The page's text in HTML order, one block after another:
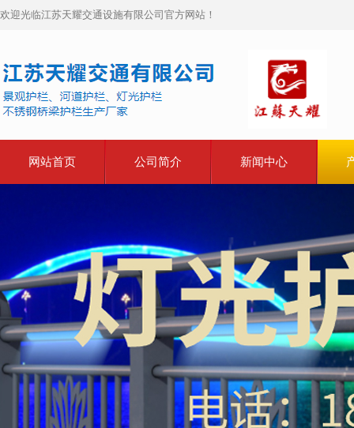
欢迎光临江苏天耀交通设施有限公司官方网站！
网站首页 公司简介 新闻中心